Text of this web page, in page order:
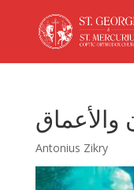
والأعماق
Antonius Zikry